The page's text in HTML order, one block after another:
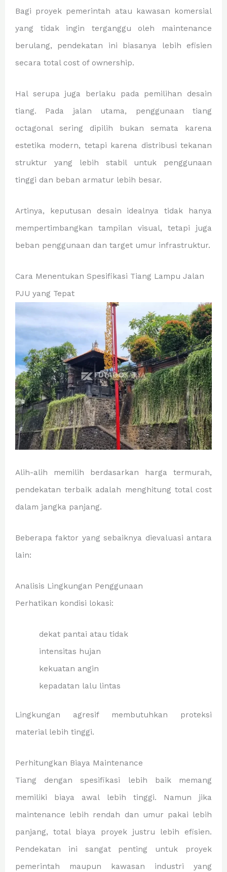
Bagi proyek pemerintah atau kawasan komersial
yang tidak ingin terganggu oleh maintenance
berulang, pendekatan ini biasanya lebih efisien
secara total cost of ownership.
Hal serupa juga berlaku pada pemilihan desain
tiang. Pada jalan utama, penggunaan tiang
octagonal sering dipilih bukan semata karena
estetika modern, tetapi karena distribusi tekanan
struktur yang lebih stabil untuk penggunaan
tinggi dan beban armatur lebih besar.
Artinya, keputusan desain idealnya tidak hanya
mempertimbangkan tampilan visual, tetapi juga
beban penggunaan dan target umur infrastruktur.
Cara Menentukan Spesifikasi Tiang Lampu Jalan
PJU yang Tepat
Alih-alih memilih berdasarkan harga termurah,
pendekatan terbaik adalah menghitung total cost
dalam jangka panjang.
Beberapa faktor yang sebaiknya dievaluasi antara
lain:
Analisis Lingkungan Penggunaan
Perhatikan kondisi lokasi:
dekat pantai atau tidak
intensitas hujan
kekuatan angin
kepadatan lalu lintas
Lingkungan agresif membutuhkan proteksi
material lebih tinggi.
Perhitungkan Biaya Maintenance
Tiang dengan spesifikasi lebih baik memang
memiliki biaya awal lebih tinggi. Namun jika
maintenance lebih rendah dan umur pakai lebih
panjang, total biaya proyek justru lebih efisien.
Pendekatan ini sangat penting untuk proyek
pemerintah maupun kawasan industri yang